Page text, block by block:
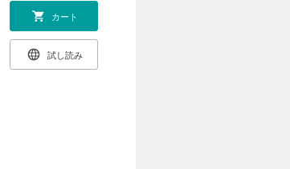
カート
試し読み